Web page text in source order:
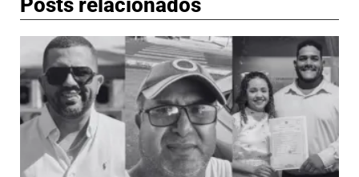
Posts relacionados